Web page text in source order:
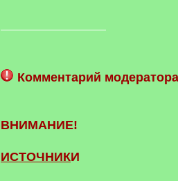
Комментарий
ВНИМАНИЕ!
ИСТОЧНИКИ